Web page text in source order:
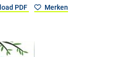
PDF Merken